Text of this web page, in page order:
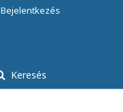
Keresés
Bejelentkezés